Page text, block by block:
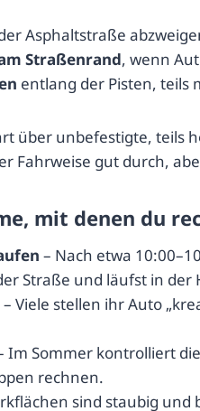
Asphaltstraße
Straßenrand, wenn
entlang der Pisten, teils
über unbefestigte, teils
Fahrweise gut durch,
mit denen du
– Nach etwa
Straße und läufst in der
– Viele stellen ihr Auto
Im Sommer kontrolliert
rechnen.
sind staubig